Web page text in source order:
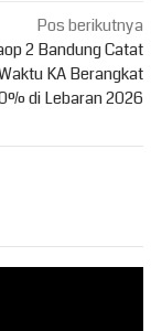
Pos berikutnya
2 Bandung Catat
KA Berangkat
di Lebaran 2026